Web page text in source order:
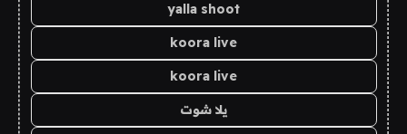
yalla shoot
koora live
koora live
يلا شوت